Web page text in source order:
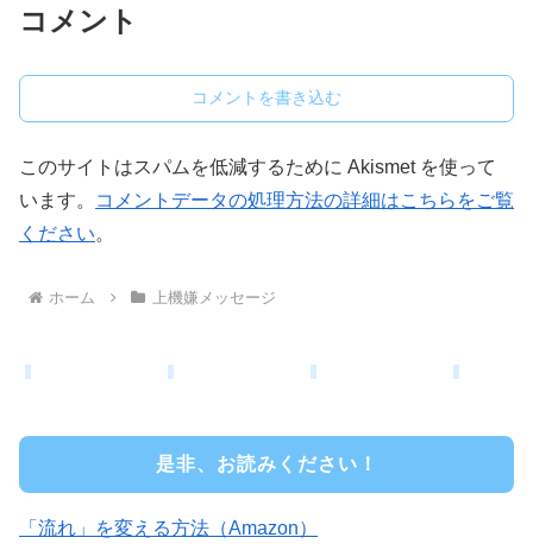
コメント
コメントを書き込む
このサイトはスパムを低減するために Akismet を使って
います。
コメントデータの処理方法の詳細はこちらをご覧
ください。
ホーム 上機嫌メッセージ
是非、お読みください！
「流れ」を変える方法（Amazon）